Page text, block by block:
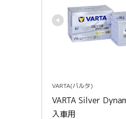
VARTA(バルタ)
VARTA Silver
入車用